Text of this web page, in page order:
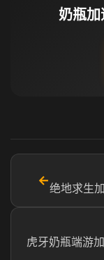
奶瓶
←
绝地求生
虎牙奶瓶端游